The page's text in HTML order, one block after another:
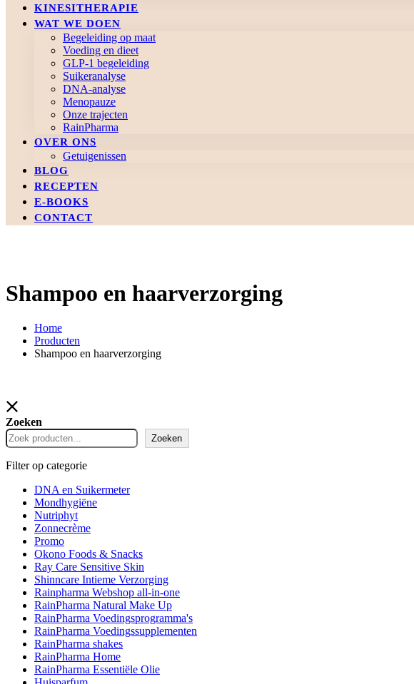
KINESITHERAPIE
WAT WE DOEN
Begeleiding op maat
Voeding en dieet
GLP-1 begeleiding
Suikeranalyse
DNA-analyse
Menopauze
Onze trajecten
RainPharma
OVER ONS
Getuigenissen
BLOG
RECEPTEN
E-BOOKS
CONTACT
Shampoo en haarverzorging
Home
Producten
Shampoo en haarverzorging
Zoeken
Zoeken
Filter op categorie
DNA en Suikermeter
Mondhygiëne
Nutriphyt
Zonnecrème
Promo
Okono Foods & Snacks
Ray Care Sensitive Skin
Shinncare Intieme Verzorging
Rainpharma Webshop all-in-one
RainPharma Natural Make Up
RainPharma Voedingsprogramma's
RainPharma Voedingssupplementen
RainPharma shakes
RainPharma Home
RainPharma Essentiële Olie